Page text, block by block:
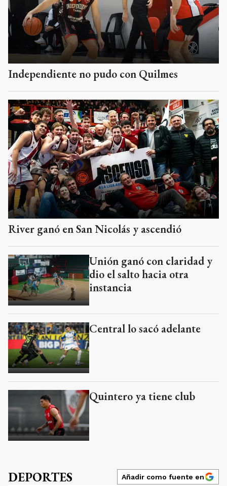
Independiente no pudo con Quilmes
River ganó en San Nicolás y ascendió
Unión ganó con claridad y
dio el salto hacia otra
instancia
Central lo sacó adelante
Quintero ya tiene club
DEPORTES Añadir como fuente en